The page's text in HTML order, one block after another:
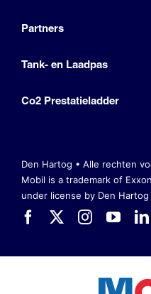
Partners
Tank- en Laadpas
Co2 Prestatieladder
Den Hartog • Alle rechten
Mobil is a trademark of
under license by Den Hartog